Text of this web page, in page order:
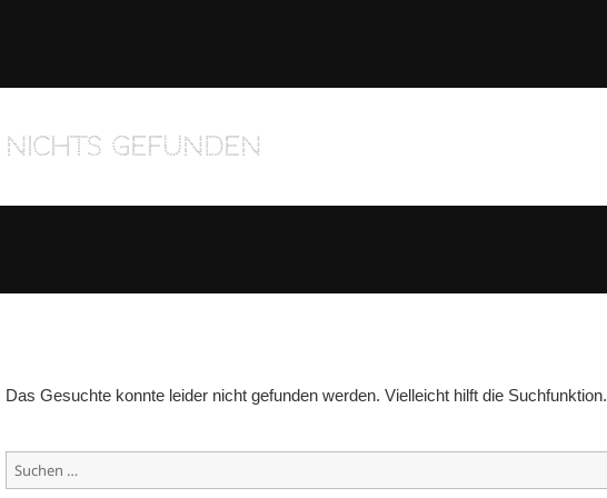
Nichts gefunden
Das Gesuchte konnte leider nicht gefunden werden. Vielleicht hilft die Suchfunktion.
Suchen
nach: